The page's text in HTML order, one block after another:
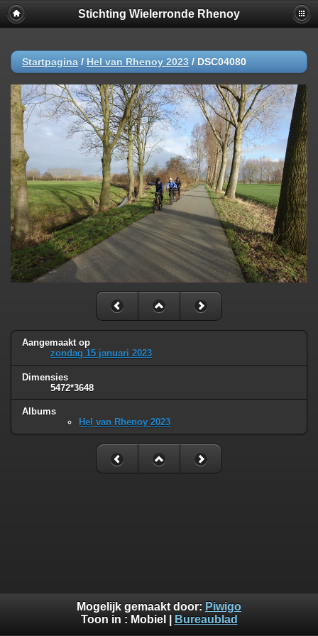
Stichting Wielerronde Rhenoy
Startpagina / Hel van Rhenoy 2023 / DSC04080
Aangemaakt op
zondag 15 januari 2023
Dimensies
5472*3648
Albums
Hel van Rhenoy 2023
Mogelijk gemaakt door: Piwigo
Toon in : Mobiel Bureaublad